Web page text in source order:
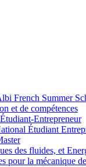
French Summer
et de compétences
Entrepreneur
Étudiant
des fluides, et
pour la mécanique